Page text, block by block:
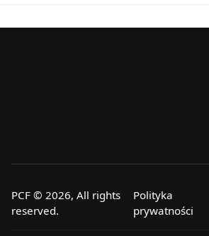
PCF © 2026, All rights
reserved.
Polityka
prywatności